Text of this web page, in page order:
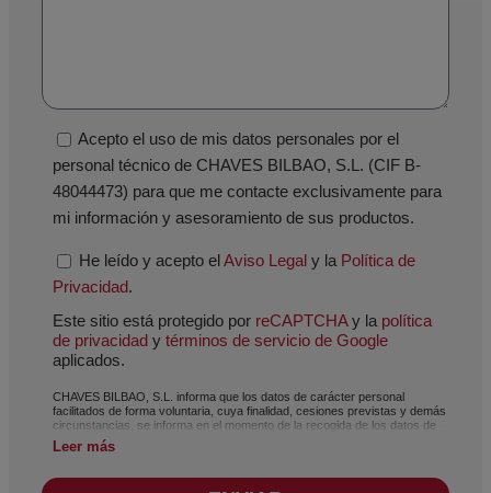
Acepto el uso de mis datos personales por el
personal técnico de CHAVES BILBAO, S.L. (CIF B-
48044473) para que me contacte exclusivamente para
mi información y asesoramiento de sus productos.
He leído y acepto elAviso Legal y la Política de
Privacidad.
Este sitio está protegido por reCAPTCHAy la política
de privacidad y términos de servicio de Google
aplicados.
CHAVES BILBAO, S.L. informa que los datos de carácter personal
facilitados de forma voluntaria, cuya finalidad, cesiones previstas y demás
circunstancias, se informa en el momento de la recogida de los datos de
carácter personal, si bien, según el caso concreto, su finalidad, puede ser
alguna de las siguientes, la atención a su solicitud, queja o duda planteada,
clientes, contabilidad y facturación o envío de comunicaciones, incluso por
Leer más